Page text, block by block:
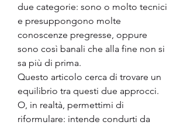
due categorie: sono o molto tecnici
e presuppongono molte
conoscenze pregresse, oppure
sono così banali che alla fine non si
sa più di prima.
Questo articolo cerca di trovare un
equilibrio tra questi due approcci.
O, in realtà, permettimi di
riformulare: intende condurti da